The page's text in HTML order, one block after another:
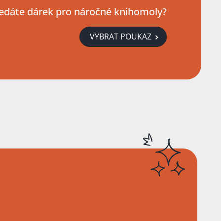
dárek pro náročné knihomoly?
VYBRAT POUKAZ